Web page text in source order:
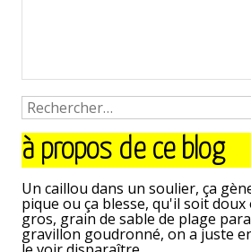
à propos de ce blog
Un caillou dans un soulier, ça
pique ou ça blesse, qu'il soit
gros, grain de sable de plage
gravillon goudronné, on a juste